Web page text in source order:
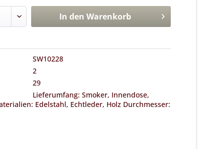
In den Warenkorb
SW10228
2
29
Lieferumfang: Smoker, Innendose,
Edelstahl, Echtleder, Holz Durchmesser: